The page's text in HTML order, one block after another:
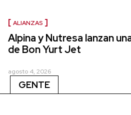
ALIANZAS
Alpina y Nutresa lanzan
de Bon Yurt Jet
agosto 4, 2026
GENTE